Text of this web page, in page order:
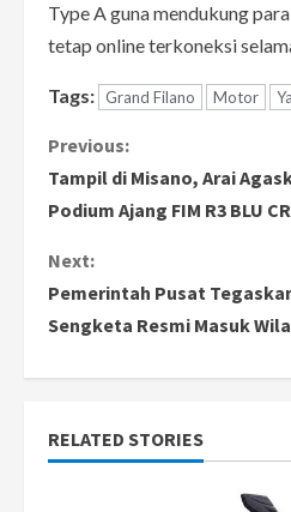
Type A guna mendukung
tetap online terkoneksi
Tags: Grand Filano Motor
C
o
n
t
u
Previous:
Tampil di Misano, Arai
Podium Ajang FIM R3 BLU
Next:
Pemerintah Pusat
Sengketa Resmi Masuk
RELATED STORIES